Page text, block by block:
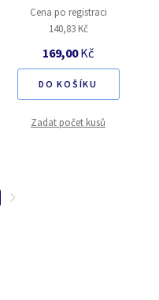
Cena po registraci
140,83 Kč
169,00Kč
DO KOŠÍKU
Zadat počet kusů